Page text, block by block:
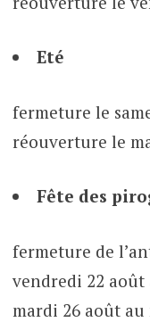
Eté
fermeture le
réouverture le
Fête des
fermeture de
vendredi 22
mardi 26 août au